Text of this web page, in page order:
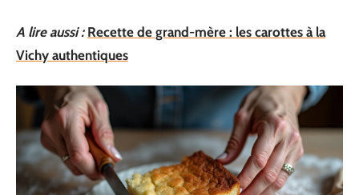
A lire aussi : Recette de grand-mère : les carottes à la
Vichy authentiques